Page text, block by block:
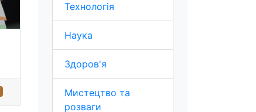
Технологія
Наука
Здоров'я
Мистецтво та
розваги